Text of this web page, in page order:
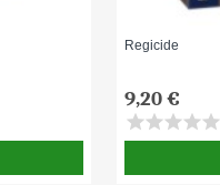
Regicide
9,20 €
starstarstarstarstar